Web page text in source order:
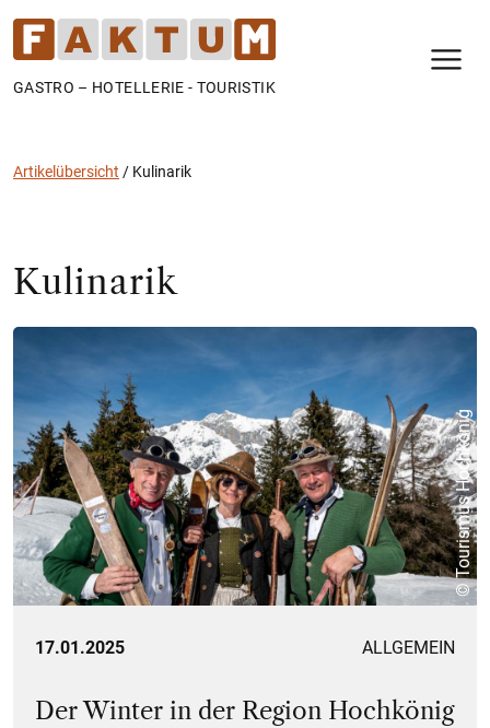
GASTRO – HOTELLERIE - TOURISTIK
Artikelübersicht / Kulinarik
Kulinarik
© Tourismus Hochkönig
17.01.2025 ALLGEMEIN
Der Winter in der Region Hochkönig